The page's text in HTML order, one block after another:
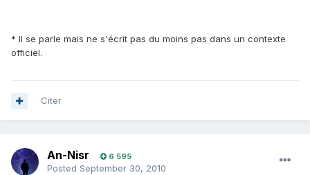
* Il se parle mais ne s'écrit pas du moins pas dans un contexte
officiel.
Citer
An-Nisr 6 595
Posted September 30, 2010